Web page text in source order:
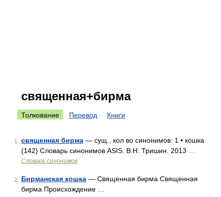
священная+бирма
Толкование Перевод Книги
1 священная бирма — сущ., кол во синонимов: 1 • кошка
(142) Словарь синонимов ASIS. В.Н. Тришин. 2013 …
Словарь синонимов
2 Бирманская кошка — Священная бирма Священная
бирма Происхождение …